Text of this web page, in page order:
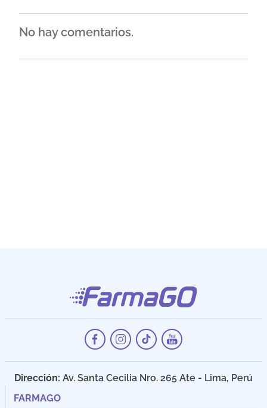
No hay comentarios.
Dirección: Av. Santa Cecilia Nro. 265 Ate - Lima, Perú
FARMAGO